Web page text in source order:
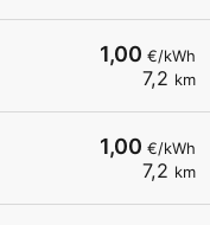
1,00 €/kWh
7,2 km
1,00 €/kWh
7,2 km